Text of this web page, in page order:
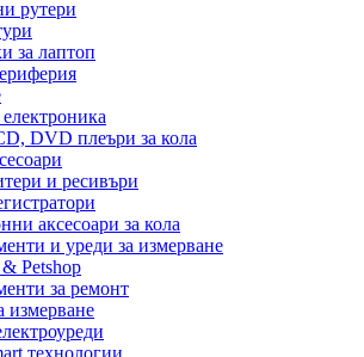
рутери
за лаптоп
DVD плеъри за кола
и ресивъри
аксесоари за кола
и уреди за измерване
Petshop
за ремонт
измерване